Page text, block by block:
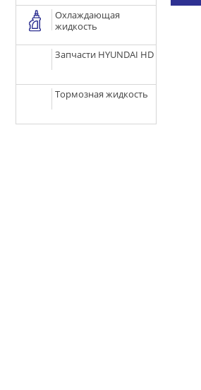
Охлаждающая
жидкость
Запчасти HYUNDAI HD
Тормозная жидкость